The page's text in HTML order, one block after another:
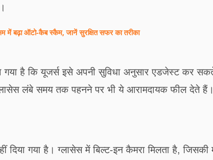
में बढ़ा ऑटो-कैब स्कैम, जानें सुरक्षित सफर का तरीका
गया है कि यूजर्स इसे अपनी सुविधा अनुसार एडजेस्ट कर
लंबे समय तक पहनने पर भी ये आरामदायक फील देते
दिया गया है। ग्लासेस में बिल्ट-इन कैमरा मिलता है,